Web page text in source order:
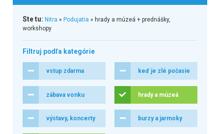
Ste tu: Nitra » Podujatia » hrady a múzeá + prednášky,
workshopy
Filtruj podľa kategórie
vstup zdarma keď je zlé počasie
zábava vonku hrady a múzeá
výstavy, koncerty burzy a jarmoky